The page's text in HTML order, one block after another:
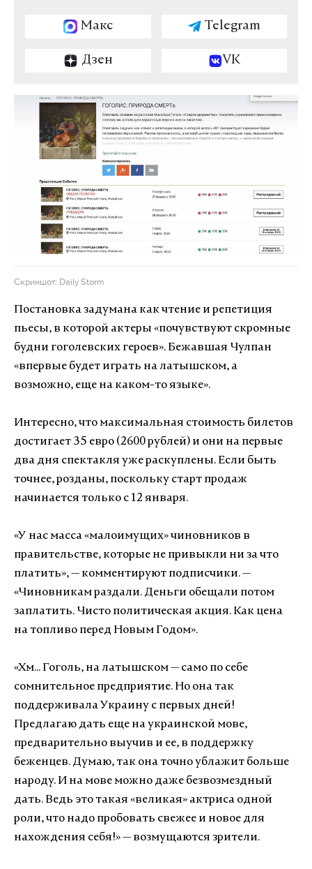
Макс Telegram
Дзен VK
Скриншот: Daily Storm
Постановка задумана как чтение и репетиция
пьесы, в которой актеры «почувствуют скромные
будни гоголевских героев». Бежавшая Чулпан
«впервые будет играть на латышском, а
возможно, еще на каком-то языке».
Интересно, что максимальная стоимость билетов
достигает 35 евро (2600 рублей) и они на первые
два дня спектакля уже раскуплены. Если быть
точнее, розданы, поскольку старт продаж
начинается только с 12 января.
«У нас масса «малоимущих» чиновников в
правительстве, которые не привыкли ни за что
платить», — комментируют подписчики. —
«Чиновникам раздали. Деньги обещали потом
заплатить. Чисто политическая акция. Как цена
на топливо перед Новым Годом».
«Хм... Гоголь, на латышском — само по себе
сомнительное предприятие. Но она так
поддерживала Украину с первых дней!
Предлагаю дать еще на украинской мове,
предварительно выучив и ее, в поддержку
беженцев. Думаю, так она точно ублажит больше
народу. И на мове можно даже безвозмездный
дать. Ведь это такая «великая» актриса одной
роли, что надо пробовать свежее и новое для
нахождения себя!» — возмущаются зрители.